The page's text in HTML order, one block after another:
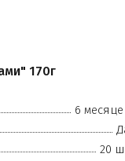
170г
6
20